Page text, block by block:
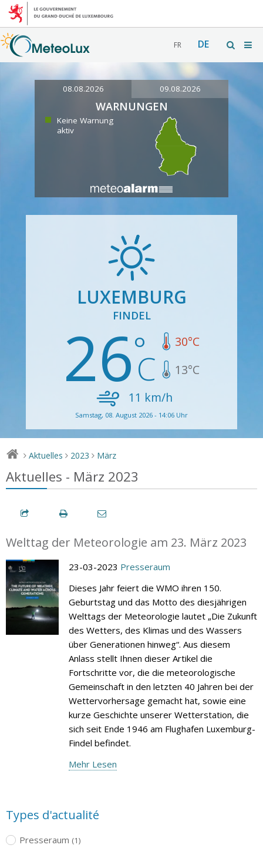
FR DE
08.08.2026 09.08.2026
WARNUNGEN
Keine Warnung
aktiv
LUXEMBURG
FINDEL
26 30°C
13°C
11 km/h
Samstag, 08. August 2026 - 14:06 Uhr
> Aktuelles > 2023 > März
Aktuelles - März 2023
Welttag der Meteorologie am 23. März 2023
23-03-2023 Presseraum
Dieses Jahr feiert die WMO ihren 150.
Geburtstag und das Motto des diesjährigen
Welttags der Meteorologie lautet „Die Zukunft
des Wetters, des Klimas und des Wassers
über Generationen hinweg“. Aus diesem
Anlass stellt Ihnen dieser Artikel die
Fortschritte vor, die die meteorologische
Gemeinschaft in den letzten 40 Jahren bei der
Wettervorhersage gemacht hat, sowie eine
kurze Geschichte unserer Wetterstation, die
sich seit Ende 1946 am Flughafen Luxemburg-
Findel befindet.
Mehr Lesen
Types d'actualité
Presseraum (1)